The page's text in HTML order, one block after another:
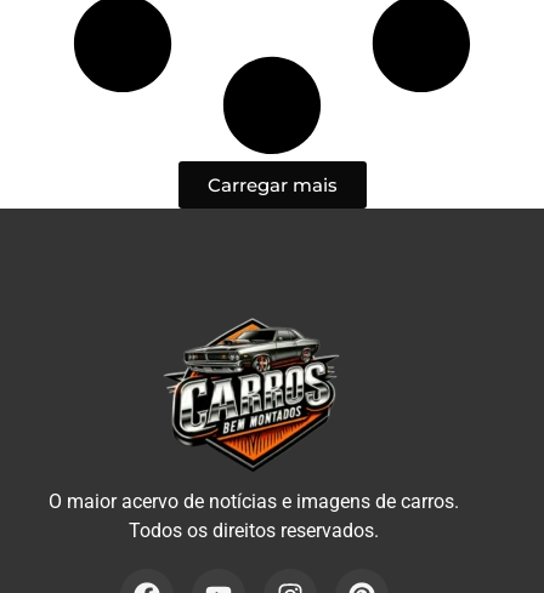
Carregar mais
O maior acervo de notícias e imagens de carros.
Todos os direitos reservados.